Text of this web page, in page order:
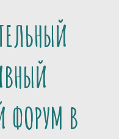
ФОРУМ В